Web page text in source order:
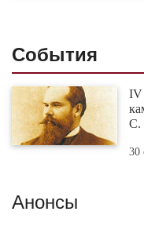
События
IV
С.
30
Анонсы